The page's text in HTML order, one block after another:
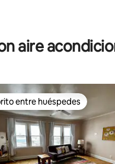
aire
entre huéspedes
entre huéspedes